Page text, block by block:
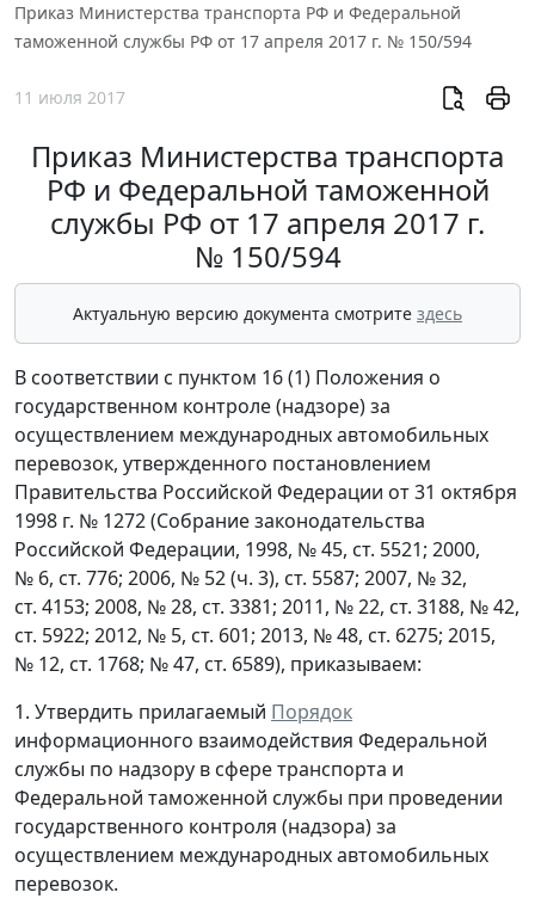
Приказ Министерства транспорта РФ и Федеральной
таможенной службы РФ от 17 апреля 2017 г. № 150/594
11 июля 2017
Приказ Министерства транспорта
РФ и Федеральной таможенной
службы РФ от 17 апреля 2017 г.
№ 150/594
Актуальную версию документа смотрите здесь
В соответствии с пунктом 16 (1) Положения о
государственном контроле (надзоре) за
осуществлением международных автомобильных
перевозок, утвержденного постановлением
Правительства Российской Федерации от 31 октября
1998 г. № 1272 (Собрание законодательства
Российской Федерации, 1998, № 45, ст. 5521; 2000,
№ 6, ст. 776; 2006, № 52 (ч. 3), ст. 5587; 2007, № 32,
ст. 4153; 2008, № 28, ст. 3381; 2011, № 22, ст. 3188, № 42,
ст. 5922; 2012, № 5, ст. 601; 2013, № 48, ст. 6275; 2015,
№ 12, ст. 1768; № 47, ст. 6589), приказываем:
1. Утвердить прилагаемый Порядок
информационного взаимодействия Федеральной
службы по надзору в сфере транспорта и
Федеральной таможенной службы при проведении
государственного контроля (надзора) за
осуществлением международных автомобильных
перевозок.